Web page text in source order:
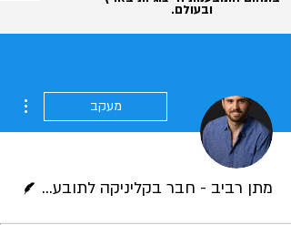
ובעולם.
מעקב
מתן רביב - חבר בקליניקה לתובענות ייצוגיות